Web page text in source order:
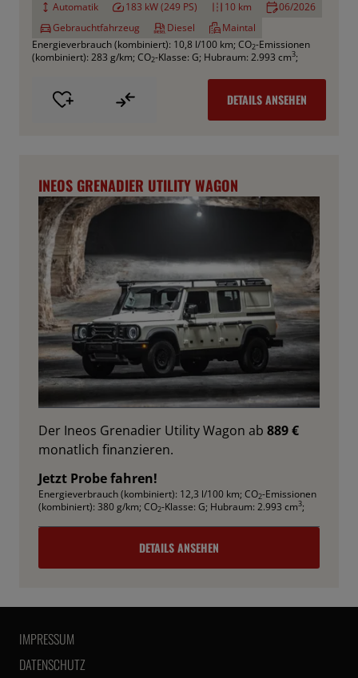
Automatik 183 kW (249 PS) 10 km
06/2026
Gebrauchtfahrzeug
Diesel
Maintal
Energieverbrauch (kombiniert): 10,8 l/100 km; CO2-Emissionen
(kombiniert): 283 g/km; CO2-Klasse: G; Hubraum: 2.993 cm3;
DETAILS ANSEHEN
INEOS GRENADIER UTILITY WAGON
Der Ineos Grenadier Utility Wagon ab 889 €
monatlich finanzieren.
Jetzt Probe fahren!
Energieverbrauch (kombiniert): 12,3 l/100 km; CO2-Emissionen
(kombiniert): 380 g/km; CO2-Klasse: G; Hubraum: 2.993 cm3;
DETAILS ANSEHEN
IMPRESSUM
DATENSCHUTZ